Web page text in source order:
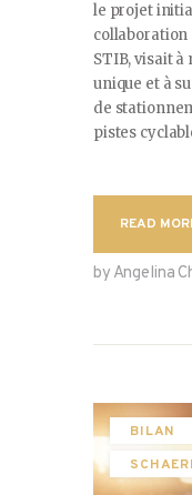
le projet
collaboration
STIB, visait
unique et à
de
pistes
READ
by Angelina
BILAN